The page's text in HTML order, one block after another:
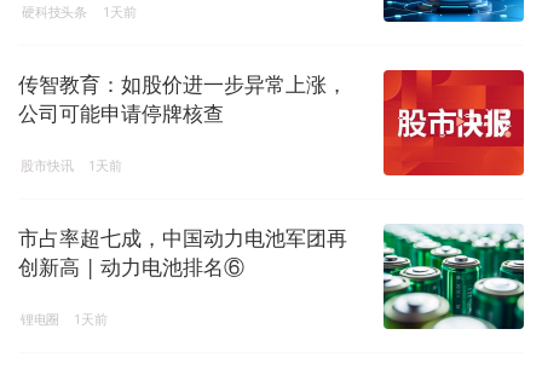
硬科技头条 1天前
传智教育：如股价进一步异常上涨，
公司可能申请停牌核查
股市快讯 1天前
市占率超七成，中国动力电池军团再
创新高 | 动力电池排名⑥
锂电圈 1天前